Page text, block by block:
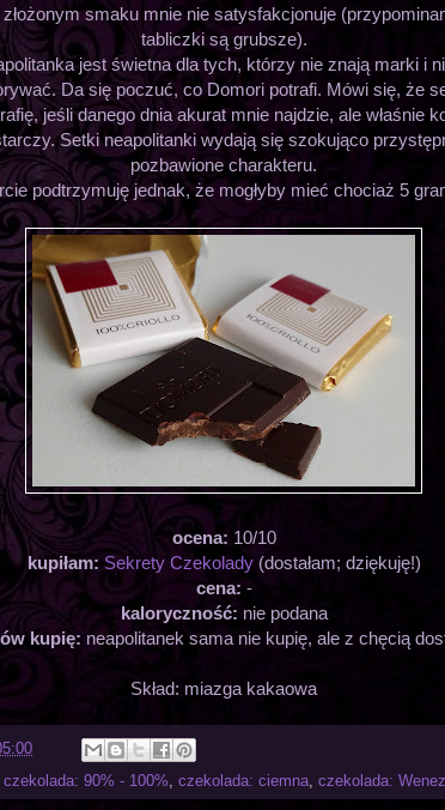
smaku mnie nie satysfakcjonuje
tabliczki są grubsze).
jest świetna dla tych, którzy nie znają marki i
Da się poczuć, co Domori potrafi. Mówi się, że
jeśli danego dnia akurat mnie najdzie, ale właśnie
Setki neapolitanki wydają się szokująco
pozbawione charakteru.
podtrzymuję jednak, że mogłyby mieć chociaż 5
ocena: 10/10
kupiłam: Sekrety Czekolady(dostałam; dziękuję!)
cena: -
kaloryczność: nie podana
kupię: neapolitanek sama nie kupię, ale z chęcią
Skład: miazga kakaowa
czekolada: 90% - 100%, czekolada: ciemna, czekolada: